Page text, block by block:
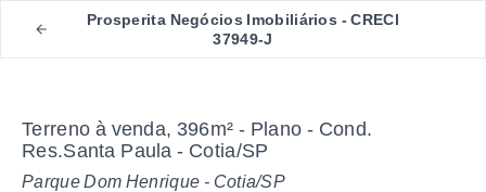
Prosperita Negócios Imobiliários - CRECI
37949-J
Terreno à venda, 396m² - Plano - Cond.
Res.Santa Paula - Cotia/SP
Parque Dom Henrique - Cotia/SP